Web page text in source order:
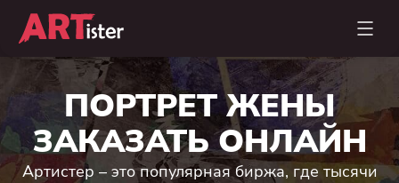
ПОРТРЕТ ЖЕНЫ
ЗАКАЗАТЬ ОНЛАЙН
Артистер – это популярная биржа, где тысячи